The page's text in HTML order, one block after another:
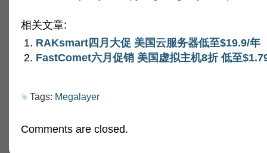
相关文章:
RAKsmart四月大促 美国云服务器低至$19.9/年
FastComet六月促销 美国虚拟主机8折 低至
Tags: Megalayer
Comments are closed.